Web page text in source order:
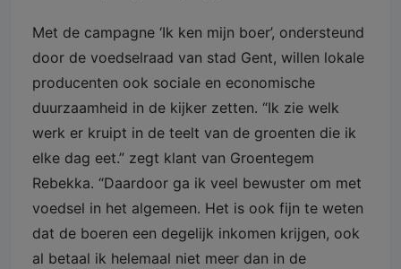
Met de campagne ‘Ik ken mijn boer’, ondersteund
door de voedselraad van stad Gent, willen lokale
producenten ook sociale en economische
duurzaamheid in de kijker zetten. “Ik zie welk
werk er kruipt in de teelt van de groenten die ik
elke dag eet.” zegt klant van Groentegem
Rebekka. “Daardoor ga ik veel bewuster om met
voedsel in het algemeen. Het is ook fijn te weten
dat de boeren een degelijk inkomen krijgen, ook
al betaal ik helemaal niet meer dan in de